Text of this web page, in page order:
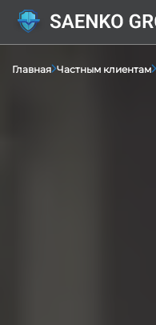
Главная Частным клиентам